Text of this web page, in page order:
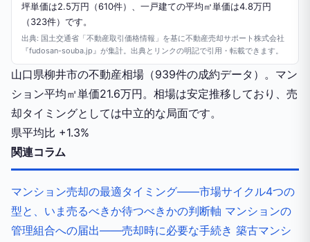
坪単価は2.5万円（610件）、一戸建ての平均㎡単価は4.8万円
（323件）です。
出典: 国土交通省「不動産取引価格情報」を基に不動産売却サポート株式会社
『fudosan-souba.jp』が集計。出典とリンクの明記で引用・転載できます。
山口県柳井市の不動産相場（939件の成約データ）。マン
ション平均㎡単価21.6万円。相場は安定推移しており、売
却タイミングとしては中立的な局面です。
県平均比 +1.3%
関連コラム
マンション売却の最適タイミング——市場サイクル4つの
型と、いま売るべきか待つべきかの判断軸 マンションの
管理組合への届出——売却時に必要な手続き 築古マンシ